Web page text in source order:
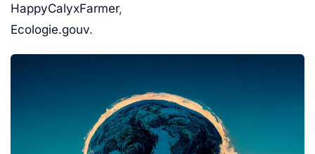
HappyCalyxFarmer,
Ecologie.gouv.